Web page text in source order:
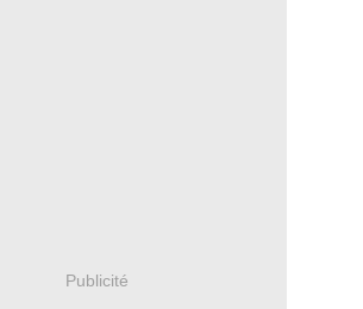
Publicité